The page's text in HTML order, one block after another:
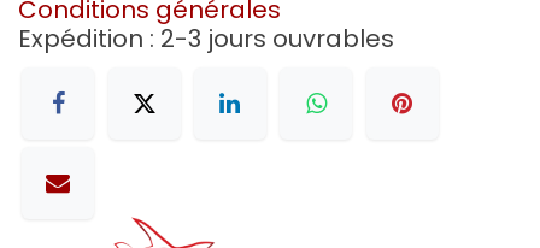
Conditions générales
Expédition : 2-3 jours ouvrables